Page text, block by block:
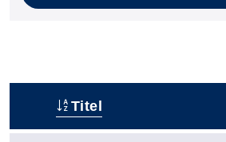
Titel